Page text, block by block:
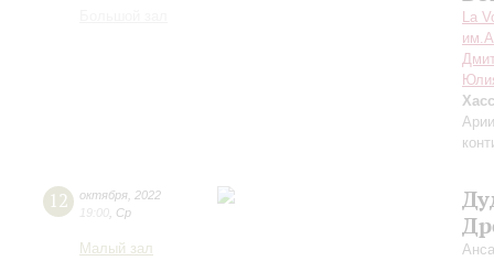
La
12 октября 2022
19:00 Ср
Малый зал